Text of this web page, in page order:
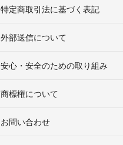
特定商取引法に基づく表記
外部送信について
安心・安全のための取り組み
商標権について
お問い合わせ